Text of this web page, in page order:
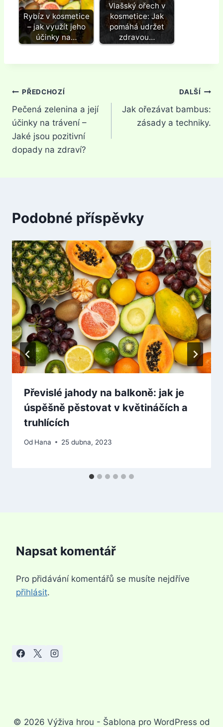
Rybíz v kosmetice
– jak využít jeho
účinky na…
Vlašský ořech v
kosmetice: Jak
pomáhá udržet
zdravou…
Navigace
pro
příspěvek
PŘEDCHOZÍ
Pečená zelenina a její
účinky na trávení –
Jaké jsou pozitivní
dopady na zdraví?
DALŠÍ
Jak ořezávat bambus:
zásady a techniky.
Podobné příspěvky
Převislé jahody na balkoně: jak je
úspěšně pěstovat v květináčích a
truhlících
Od Hana 25 dubna, 2023
Napsat komentář
Pro přidávání komentářů se musíte nejdříve
přihlásit.
© 2026 Výživa hrou - Šablona pro WordPress od